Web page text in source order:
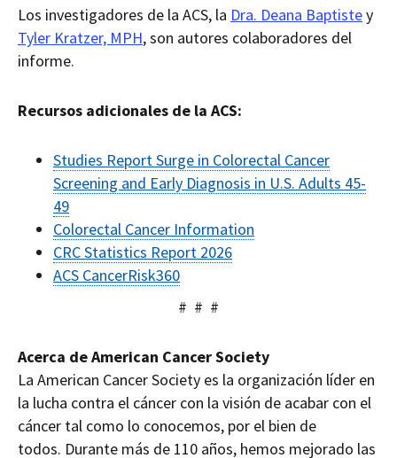
Los investigadores de la ACS, la Dra. Deana Baptistey
Tyler Kratzer, MPH, son autores colaboradores del
informe.
Recursos adicionales de la ACS:
Studies Report Surge in Colorectal Cancer
Screening and Early Diagnosis in U.S. Adults 45-
49
Colorectal Cancer Information
CRC Statistics Report 2026
ACS CancerRisk360
# # #
Acerca de American Cancer Society
La American Cancer Society es la organización líder en
la lucha contra el cáncer con la visión de acabar con el
cáncer tal como lo conocemos, por el bien de
todos. Durante más de 110 años, hemos mejorado las